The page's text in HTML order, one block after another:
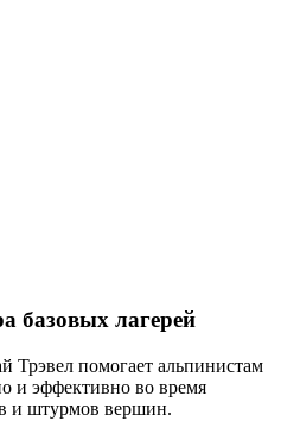
базовых лагерей
Трэвел помогает альпинистам
и эффективно во время
и штурмов вершин.